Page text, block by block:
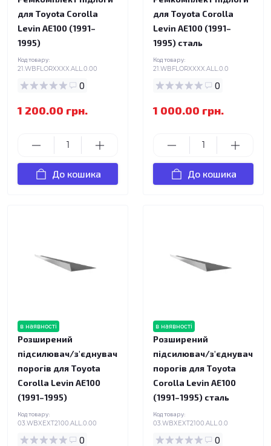
для Toyota Corolla
Levin AE100 (1991–
1995)
Код товару:
21.WBFLORXXXX.ALL.0.00
0
1 200.00 грн.
До кошика
для Toyota Corolla
Levin AE100 (1991–
1995) сталь
Код товару:
21.WBFLORXXXX.ALL.0.0
0
1 000.00 грн.
До кошика
в наявності
Розширений
підсилювач/з'єднувач
порогів для Toyota
Corolla Levin AE100
(1991–1995)
Код товару:
03.WBXEXT2100.ALL.0.00
0
в наявності
Розширений
підсилювач/з'єднувач
порогів для Toyota
Corolla Levin AE100
(1991–1995) сталь
Код товару:
03.WBXEXT2100.ALL.0.0
0